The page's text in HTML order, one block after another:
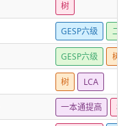
树
GESP六级 二
GESP六级 树
树 LCA
一本通提高 树